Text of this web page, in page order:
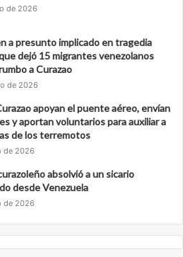
de 2026
a presunto implicado en tragedia
dejó 15 migrantes venezolanos
a Curazao
de 2026
apoyan el puente aéreo, envían
y aportan voluntarios para auxiliar a
de los terremotos
de 2026
absolvió a un sicario
desde Venezuela
de 2026